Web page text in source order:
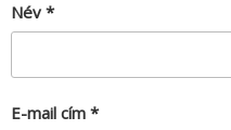
Név *
E-mail cím *